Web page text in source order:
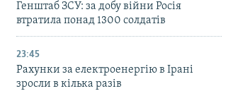
Генштаб ЗСУ: за добу війни Росія
втратила понад 1300 солдатів
23:45
Рахунки за електроенергію в Ірані
зросли в кілька разів